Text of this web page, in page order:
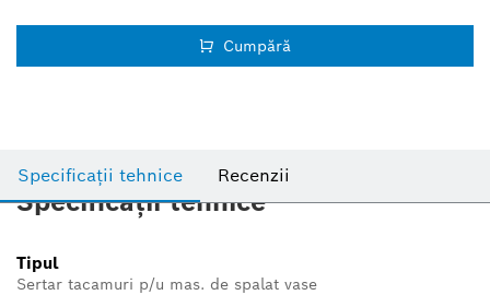
Cumpără
Specificații tehnice Recenzii
Specificații tehnice
Tipul
Sertar tacamuri p/u mas. de spalat vase